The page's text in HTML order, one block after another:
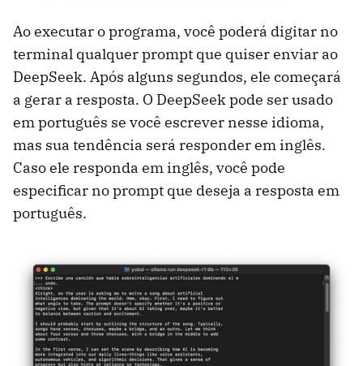
Ao executar o programa, você poderá digitar no
terminal qualquer prompt que quiser enviar ao
DeepSeek. Após alguns segundos, ele começará
a gerar a resposta. O DeepSeek pode ser usado
em português se você escrever nesse idioma,
mas sua tendência será responder em inglês.
Caso ele responda em inglês, você pode
especificar no prompt que deseja a resposta em
português.